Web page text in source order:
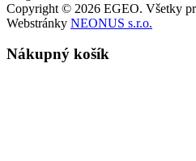
Copyright © 2026 EGEO. Všetky
Webstránky NEONUS s.r.o.
Nákupný košík